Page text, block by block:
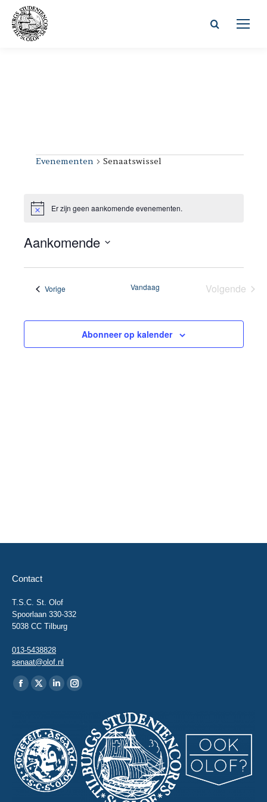
Zoeken:
Evenementen
Evenementen Senaatswissel
BerichtEr zijn geen aankomende evenementen.
Aankomende
datum.VorigeEvenementen Vandaag
Volgende
Abonneer op kalender
Contact
T.S.C. St. Olof
Spoorlaan 330-332
5038 CC Tilburg
013-5438828
senaat@olof.nl
Vind ons op:
Facebook
in
new
window
X
in
new
window
Linkedin
in
new
window
Instagram
new
window